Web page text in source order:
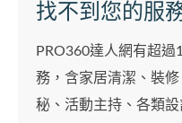
找不到您的服
PRO360達人網有超
務，含家居清潔、裝
秘、活動主持、各類